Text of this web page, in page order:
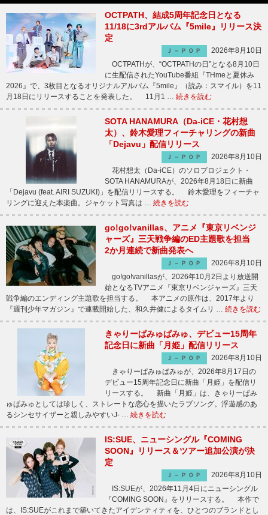
OCTPATH、結成5周年記念日となる
11/18に3rdアルバム『5mile』リリース決
定
Ｊ－ＰＯＰ
2026年8月10日
OCTPATHが、“OCTPATHの日”となる8月10日
に生配信されたYouTube番組『THmeと夏休み
2026』で、3枚目となるオリジナルアルバム『5mile』（読み：スマイル）を11
月18日にリリースすることを発表した。 11月1 … 続きを読む
SOTA HANAMURA（Da-iCE・花村想
太）、鈴木愛理フィーチャリングの新曲
「Dejavu」配信リリース
Ｊ－ＰＯＰ
2026年8月10日
花村想太（Da-iCE）のソロプロジェクト・
SOTA HANAMURAが、2026年8月18日に新曲
「Dejavu (feat. AIRI SUZUKI)」を配信リリースする。 鈴木愛理をフィーチャ
リングに迎えた本楽曲。ジャケット写真は … 続きを読む
go!go!vanillas、アニメ『東京リベンジ
ャーズ』三天戦争編のED主題歌を担当
2か月連続で新曲発表へ
Ｊ－ＰＯＰ
2026年8月10日
go!go!vanillasが、2026年10月2日より放送開
始となるTVアニメ『東京リベンジャーズ』三天
戦争編のエンディング主題歌を担当する。 本アニメの原作は、2017年より
『週刊少年マガジン』で連載開始した、和久井健によるタイムリ … 続きを読む
きゃりーぱみゅぱみゅ、デビュー15周年
記念日に新曲「月姫」配信リリース
Ｊ－ＰＯＰ
2026年8月10日
きゃりーぱみゅぱみゅが、2026年8月17日の
デビュー15周年記念日に新曲「月姫」を配信リ
リースする。 新曲「月姫」は、きゃりーぱみ
ゅぱみゅとしては珍しく、ストレートな恋心を描いたラブソング。浮遊感のあ
るシンセサイザーと親しみやすいJ- … 続きを読む
IS:SUE、ニューシングル『COMING
SOON』リリース＆ツアー追加公演が決
定
Ｊ－ＰＯＰ
2026年8月10日
IS:SUEが、2026年11月4日にニューシングル
『COMING SOON』をリリースする。 本作で
は、IS:SUEがこれまで築いてきたアイデンティティを、ひとつのブランドとし